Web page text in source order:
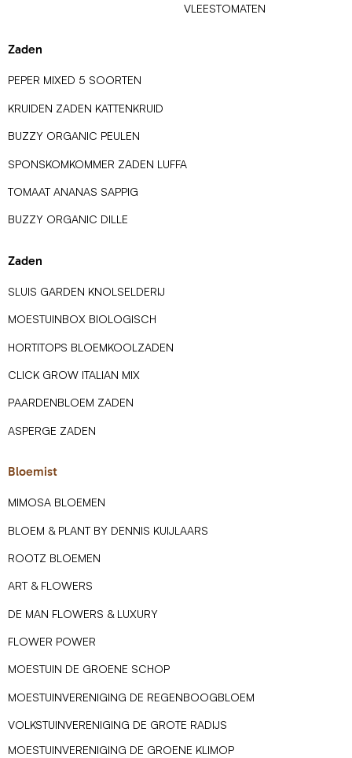
VLEESTOMATEN
Zaden
PEPER MIXED 5 SOORTEN
KRUIDEN ZADEN KATTENKRUID
BUZZY ORGANIC PEULEN
SPONSKOMKOMMER ZADEN LUFFA
TOMAAT ANANAS SAPPIG
BUZZY ORGANIC DILLE
Zaden
SLUIS GARDEN KNOLSELDERIJ
MOESTUINBOX BIOLOGISCH
HORTITOPS BLOEMKOOLZADEN
CLICK GROW ITALIAN MIX
PAARDENBLOEM ZADEN
ASPERGE ZADEN
Bloemist
MIMOSA BLOEMEN
BLOEM & PLANT BY DENNIS KUIJLAARS
ROOTZ BLOEMEN
ART & FLOWERS
DE MAN FLOWERS & LUXURY
FLOWER POWER
MOESTUIN DE GROENE SCHOP
MOESTUINVERENIGING DE REGENBOOGBLOEM
VOLKSTUINVERENIGING DE GROTE RADIJS
MOESTUINVERENIGING DE GROENE KLIMOP